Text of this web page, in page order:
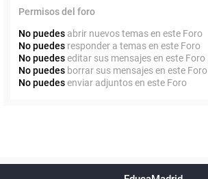
Permisos del foro
No puedes abrir nuevos temas en este Foro
No puedes responder a temas en este Foro
No puedeseditar sus mensajes en este Foro
No puedes borrar sus mensajes en este Foro
No puedesenviar adjuntos en este Foro